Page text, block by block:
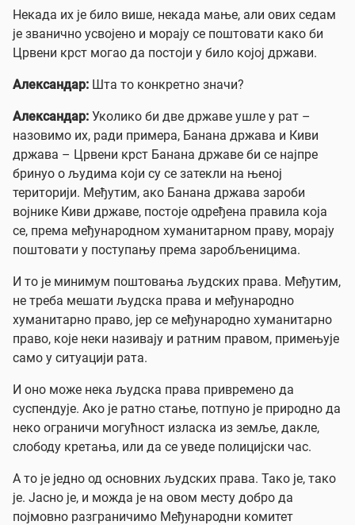
Некада их је било више, некада мање, али ових седам
је званично усвојено и морају се поштовати како би
Црвени крст могао да постоји у било којој држави.
Aлександар: Шта то конкретно значи?
Александар: Уколико би две државе ушле у рат –
назовимо их, ради примера, Банана држава и Киви
држава – Црвени крст Банана државе би се најпре
бринуо о људима који су се затекли на њеној
територији. Међутим, ако Банана држава зароби
војнике Киви државе, постоје одређена правила која
се, према међународном хуманитарном праву, морају
поштовати у поступању према заробљеницима.
И то је минимум поштовања људских права. Међутим,
не треба мешати људска права и међународно
хуманитарно право, јер се међународно хуманитарно
право, које неки називају и ратним правом, примењује
само у ситуацији рата.
И оно може нека људска права привремено да
суспендује. Ако је ратно стање, потпуно је природно да
неко ограничи могућност изласка из земље, дакле,
слободу кретања, или да се уведе полицијски час.
А то је једно од основних људских права. Тако је, тако
је. Јасно је, и можда је на овом месту добро да
појмовно разграничимо Међународни комитет